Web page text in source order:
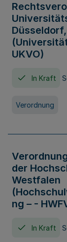
UKVO)
In Kraft
Verordnung
der
Westfalen
ng – -
In Kraft